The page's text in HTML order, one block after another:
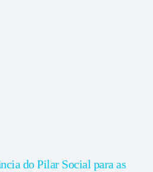
do Pilar Social para as